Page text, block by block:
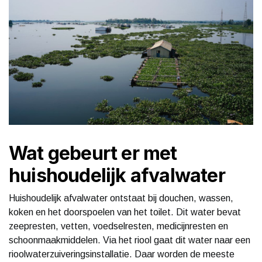
Wat gebeurt er met
huishoudelijk afvalwater
Huishoudelijk afvalwater ontstaat bij douchen, wassen,
koken en het doorspoelen van het toilet. Dit water bevat
zeepresten, vetten, voedselresten, medicijnresten en
schoonmaakmiddelen. Via het riool gaat dit water naar een
rioolwaterzuiveringsinstallatie. Daar worden de meeste